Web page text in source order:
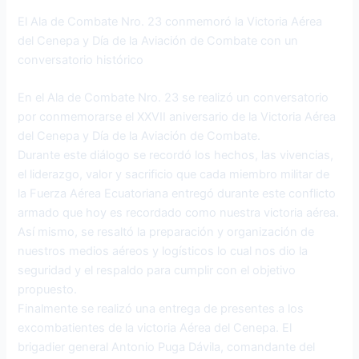
El Ala de Combate Nro. 23 conmemoró la Victoria Aérea
del Cenepa y Día de la Aviación de Combate con un
conversatorio histórico
En el Ala de Combate Nro. 23 se realizó un conversatorio
por conmemorarse el XXVII aniversario de la Victoria Aérea
del Cenepa y Día de la Aviación de Combate.
Durante este diálogo se recordó los hechos, las vivencias,
el liderazgo, valor y sacrificio que cada miembro militar de
la Fuerza Aérea Ecuatoriana entregó durante este conflicto
armado que hoy es recordado como nuestra victoria aérea.
Así mismo, se resaltó la preparación y organización de
nuestros medios aéreos y logísticos lo cual nos dio la
seguridad y el respaldo para cumplir con el objetivo
propuesto.
Finalmente se realizó una entrega de presentes a los
excombatientes de la victoria Aérea del Cenepa. El
brigadier general Antonio Puga Dávila, comandante del